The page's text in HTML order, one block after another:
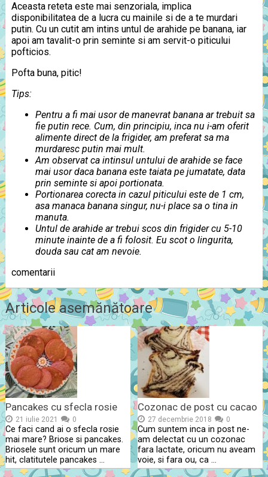
Aceasta reteta este mai senzoriala, implica
disponibilitatea de a lucra cu mainile si de a te murdari
putin. Cu un cutit am intins untul de arahide pe banana, iar
apoi am tavalit-o prin seminte si am servit-o piticului
pofticios.
Pofta buna, pitic!
Tips:
Pentru a fi mai usor de manevrat banana ar trebuit sa
fie putin rece. Cum, din principiu, inca nu i-am oferit
alimente direct de la frigider, am preferat sa ma
murdaresc putin mai mult.
Am observat ca intinsul untului de arahide se face
mai usor daca banana este taiata pe jumatate, data
prin seminte si apoi portionata.
Portionarea corecta in cazul piticului este de 1 cm,
asa manaca banana singur, nu-i place sa o tina in
manuta.
Untul de arahide ar trebui scos din frigider cu 5-10
minute inainte de a fi folosit. Eu scot o lingurita,
douda sau cat am nevoie.
comentarii
Articole asemănătoare
Pancakes cu sfecla rosie
21 iulie 2021 0
Ce faci cand ai o sfecla rosie
mai mare? Briose si pancakes.
Briosele sunt oricum un mare
hit, clatitutele pancakes …
Cozonac de post cu cacao
27 decembrie 2018 0
Cum suntem inca in post ne-
am delectat cu un cozonac
fara lactate, oricum nu aveam
voie, si fara ou, ca …